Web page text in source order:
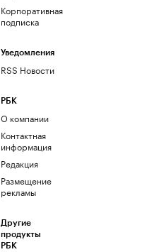
Корпоративная
подписка
Уведомления
RSS Новости
РБК
О компании
Контактная
информация
Редакция
Размещение
рекламы
Другие
продукты
РБК